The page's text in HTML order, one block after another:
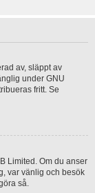
av, släppt av
under GNU
fritt. Se
Limited. Om du anser
var vänlig och besök
så.